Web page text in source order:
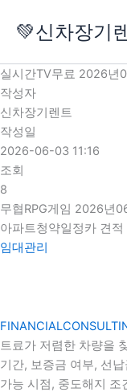
로
건
너
뛰
기
💚신차장기
실시간TV무료 2026년
작성자
신차장기렌트
작성일
2026-06-03 11:16
조회
8
무협RPG게임 2026년
아파트청약일정카 견
임대관리
트료가 저렴한 차량을
기간, 보증금 여부, 선
가능 시점, 중도해지 조